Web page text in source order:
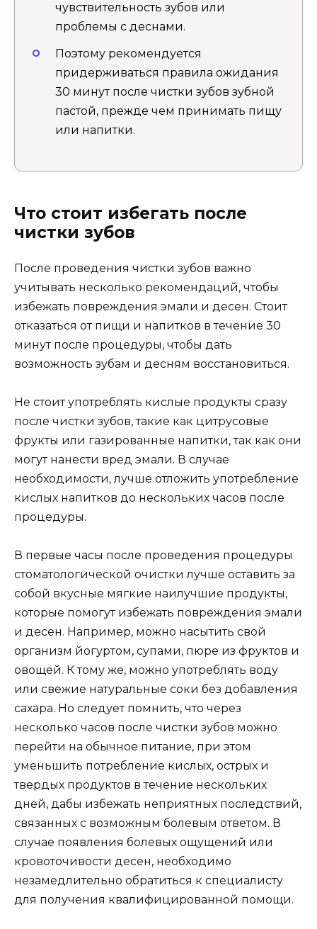
чувствительность зубов или
проблемы с деснами.
Поэтому рекомендуется
придерживаться правила ожидания
30 минут после чистки зубов зубной
пастой, прежде чем принимать пищу
или напитки.
Что стоит избегать после
чистки зубов
После проведения чистки зубов важно
учитывать несколько рекомендаций, чтобы
избежать повреждения эмали и десен. Стоит
отказаться от пищи и напитков в течение 30
минут после процедуры, чтобы дать
возможность зубам и десням восстановиться.
Не стоит употреблять кислые продукты сразу
после чистки зубов, такие как цитрусовые
фрукты или газированные напитки, так как они
могут нанести вред эмали. В случае
необходимости, лучше отложить употребление
кислых напитков до нескольких часов после
процедуры.
В первые часы после проведения процедуры
стоматологической очистки лучше оставить за
собой вкусные мягкие наилучшие продукты,
которые помогут избежать повреждения эмали
и десен. Например, можно насытить свой
организм йогуртом, супами, пюре из фруктов и
овощей. К тому же, можно употреблять воду
или свежие натуральные соки без добавления
сахара. Но следует помнить, что через
несколько часов после чистки зубов можно
перейти на обычное питание, при этом
уменьшить потребление кислых, острых и
твердых продуктов в течение нескольких
дней, дабы избежать неприятных последствий,
связанных с возможным болевым ответом. В
случае появления болевых ощущений или
кровоточивости десен, необходимо
незамедлительно обратиться к специалисту
для получения квалифицированной помощи.